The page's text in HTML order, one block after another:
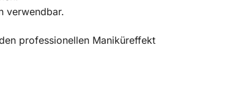
verwendbar.
professionellen Maniküreffekt